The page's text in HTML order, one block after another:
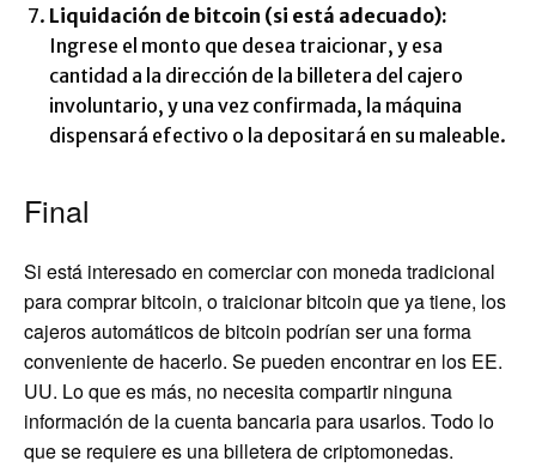
Liquidación de bitcoin (si está adecuado):
Ingrese el monto que desea traicionar, y esa
cantidad a la dirección de la billetera del cajero
involuntario, y una vez confirmada, la máquina
dispensará efectivo o la depositará en su maleable.
Final
Si está interesado en comerciar con moneda tradicional
para comprar bitcoin, o traicionar bitcoin que ya tiene, los
cajeros automáticos de bitcoin podrían ser una forma
conveniente de hacerlo. Se pueden encontrar en los EE.
UU. Lo que es más, no necesita compartir ninguna
información de la cuenta bancaria para usarlos. Todo lo
que se requiere es una billetera de criptomonedas.